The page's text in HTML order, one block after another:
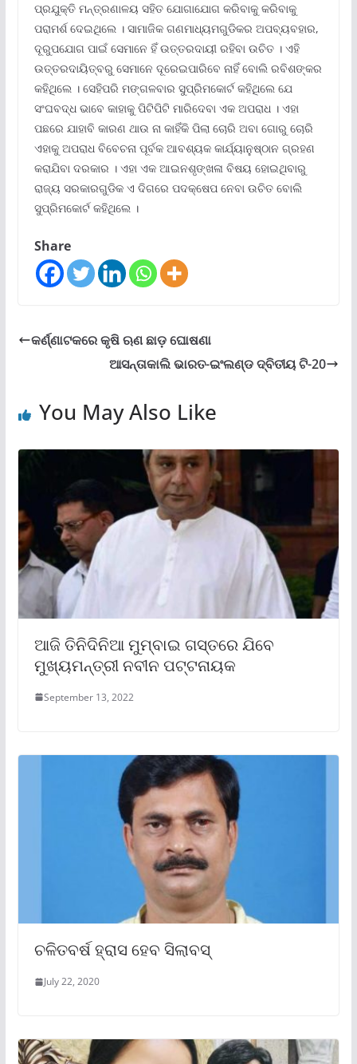
ପ୍ରଯୁକ୍ତି ମନ୍ତ୍ରଣାଳୟ ସହିତ ଯୋଗାଯୋଗ କରିବାକୁ କରିବାକୁ
ପରାମର୍ଶ ଦେଇଥିଲେ । ସାମାଜିକ ଗଣମାଧ୍ୟମଗୁଡିକର ଅପବ୍ୟବହାର,
ଦୂରୁପଯୋଗ ପାଇଁ ସେମାନେ ହିଁ ଉତ୍ତରଦାୟୀ ରହିବା ଉଚିତ । ଏହି
ଉତ୍ତରଦାୟିତ୍ବରୁ ସେମାନେ ଦୂରେଇପାରିବେ ନାହିଁ ବୋଲି ରବିଶଙ୍କର
କହିଥିଲେ । ସେହିପରି ମଙ୍ଗଳବାର ସୁପ୍ରିମକୋର୍ଟ କହିଥିଲେ ଯେ
ସଂଘବଦ୍ଧ ଭାବେ କାହାକୁ ପିଟିପିଟି ମାରିଦେବା ଏକ ଅପରାଧ । ଏହା
ପଛରେ ଯାହାବି କାରଣ ଥାଉ ନା କାହିଁକି ପିଲା ଚୋରି ଅବା ଗୋରୁ ଚୋରି
ଏହାକୁ ଅପରାଧ ବିବେଚନା ପୂର୍ବକ ଆବଶ୍ୟକ କାର୍ଯ୍ୟାନୁଷ୍ଠାନ ଗ୍ରହଣ
କରାଯିବା ଦରକାର । ଏହା ଏକ ଆଇନଶୃଙ୍ଖଳା ବିଷୟ ହୋଇଥିବାରୁ
ରାଜ୍ୟ ସରକାରଗୁଡିକ ଏ ଦିଗରେ ପଦକ୍ଷେପ ନେବା ଉଚିତ ବୋଲି
ସୁପ୍ରିମକୋର୍ଟ କହିଥିଲେ ।
Share
କର୍ଣ୍ଣାଟକରେ କୃଷି ଋଣ ଛାଡ଼ ଘୋଷଣା
ଆସନ୍ତାକାଲି ଭାରତ-ଇଂଲଣ୍ଡ ଦ୍ବିତୀୟ ଟି-20
You May Also Like
ଆଜି ତିନିଦିନିଆ ମୁମ୍ବାଇ ଗସ୍ତରେ ଯିବେ
ମୁଖ୍ୟମନ୍ତ୍ରୀ ନବୀନ ପଟ୍ଟନାୟକ
September 13, 2022
ଚଳିତବର୍ଷ ହ୍ରାସ ହେବ ସିଲାବସ୍
July 22, 2020